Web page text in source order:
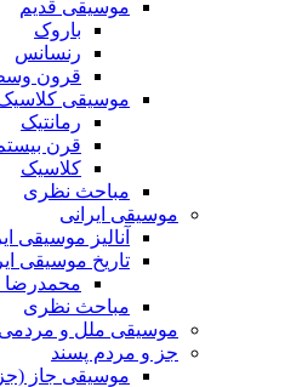
موسیقی قدیم
باروک
رنسانس
قرون
موسیقی
رمانتیک
قرن
کلاسیک
مباحث نظری
موسیقی ایرانی
آنالیز موسیقی
تاریخ موسیقی
محمدرضا
مباحث نظری
موسیقی ملل و مردمی
جز و مردم پسند
موسیقی جاز